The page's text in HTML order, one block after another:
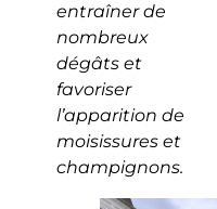
entraîner de
nombreux
dégâts et
favoriser
l’apparition de
moisissures et
champignons.